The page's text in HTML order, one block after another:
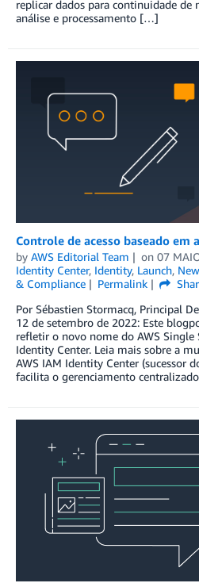
replicar dados para continuidade de
análise e processamento […]
Controle de acesso baseado em
by AWS Editorial Team on 07
Identity Center, Identity, Launch,
& Compliance
Permalink
Por Sébastien Stormacq, Principal
12 de setembro de 2022: Este
refletir o novo nome do AWS Single
Identity Center. Leia mais sobre a
AWS IAM Identity Center (sucessor
facilita o gerenciamento